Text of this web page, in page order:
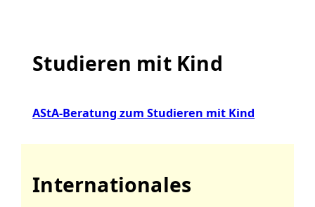
Studieren mit Kind
AStA-Beratung zum Studieren mit Kind
Internationales